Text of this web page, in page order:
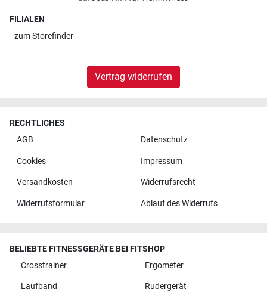
FILIALEN
zumStorefinder
Vertrag widerrufen
RECHTLICHES
AGB
Datenschutz
Cookies Impressum
Versandkosten Widerrufsrecht
Widerrufsformular Ablauf des Widerrufs
BELIEBTE FITNESSGERÄTE BEI FITSHOP
Crosstrainer
Ergometer
Laufband Rudergerät